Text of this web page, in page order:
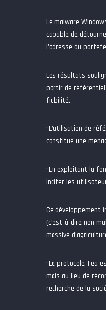
Le malware
capable de
l’adresse du
Les résultats
partir de
fiabilité.
“L’utilisation de
constitue une
“En exploitant la
inciter les
Ce développement
(c’est-à-dire non
massive
“Le protocole Tea
mais au lieu de
recherche de la